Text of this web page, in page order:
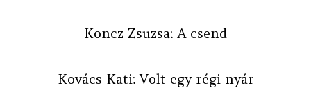
Koncz Zsuzsa: A csend
Kovács Kati: Volt egy régi nyár